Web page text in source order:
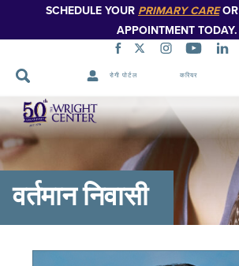
SCHEDULE YOUR PRIMARY CAREOR
APPOINTMENT TODAY.
रोगी पोर्टल करियर
नेविगेशन
छोड़ें
वर्तमान निवासी